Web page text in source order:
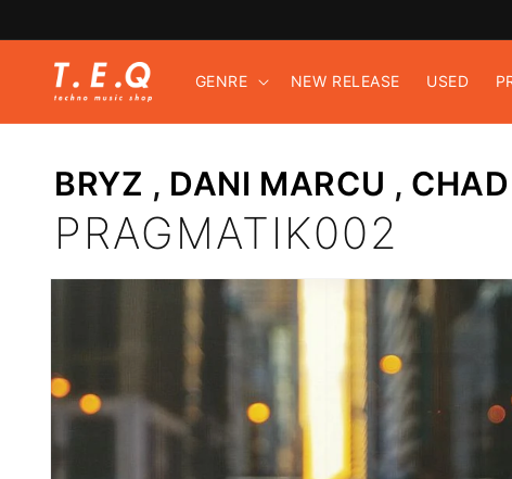
進む
GENRE NEW RELEASE USED
BRYZ , DANI MARCU ,
PRAGMATIK002
商品情